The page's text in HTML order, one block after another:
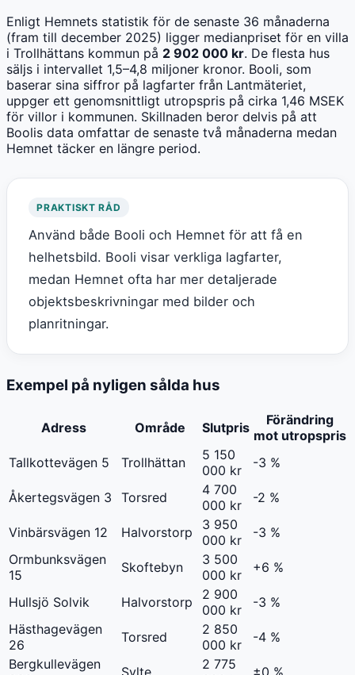
Enligt Hemnets statistik för de senaste 36 månaderna
(fram till december 2025) ligger medianpriset för en villa
i Trollhättans kommun på 2 902 000 kr. De flesta hus
säljs i intervallet 1,5–4,8 miljoner kronor. Booli, som
baserar sina siffror på lagfarter från Lantmäteriet,
uppger ett genomsnittligt utropspris på cirka 1,46 MSEK
för villor i kommunen. Skillnaden beror delvis på att
Boolis data omfattar de senaste två månaderna medan
Hemnet täcker en längre period.
PRAKTISKT RÅD
Använd både Booli och Hemnet för att få en
helhetsbild. Booli visar verkliga lagfarter,
medan Hemnet ofta har mer detaljerade
objektsbeskrivningar med bilder och
planritningar.
Exempel på nyligen sålda hus
Adress Område Slutpris
Förändring
mot utropspris
Tallkottevägen 5
Trollhättan
5 150
000 kr
-3 %
Åkertegsvägen 3 Torsred
4 700
000 kr
-2 %
Vinbärsvägen 12 Halvorstorp
3 950
000 kr
-3 %
Ormbunksvägen
15
Skoftebyn
3 500
000 kr
+6 %
Hullsjö Solvik Halvorstorp
2 900
000 kr
-3 %
Hästhagevägen
26
Torsred
2 850
000 kr
-4 %
Bergkullevägen
2 775